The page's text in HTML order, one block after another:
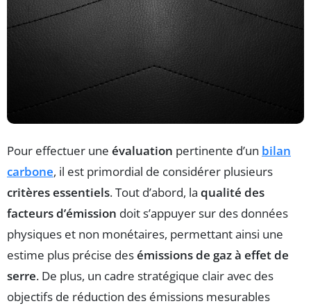
Pour effectuer une évaluation pertinente d’un bilan
carbone, il est primordial de considérer plusieurs
critères essentiels. Tout d’abord, la qualité des
facteurs d’émission doit s’appuyer sur des données
physiques et non monétaires, permettant ainsi une
estime plus précise desémissions de gaz à effet de
serre. De plus, un cadre stratégique clair avec des
objectifs de réduction des émissions mesurables